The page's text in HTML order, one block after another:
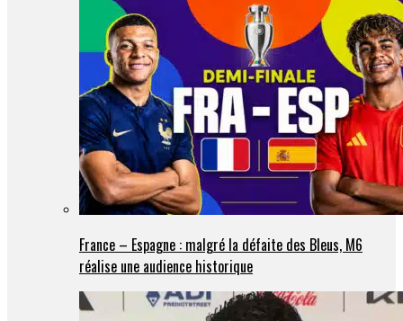
France – Espagne : malgré la défaite des Bleus, M6
réalise une audience historique